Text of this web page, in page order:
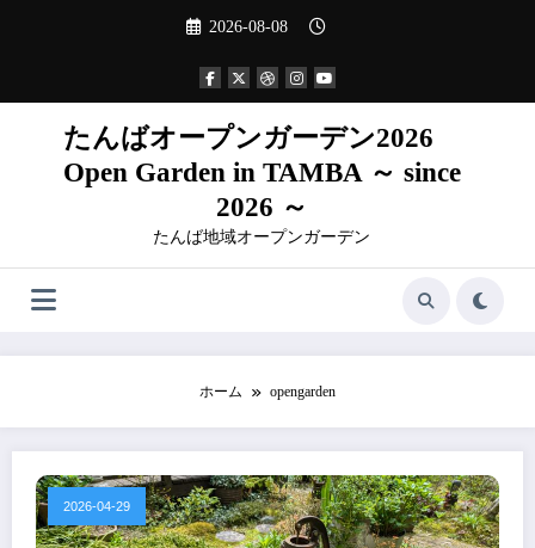
ツ
2026-08-08
たんばオープンガーデン2026
Open Garden in TAMBA ～ since
2026 ～
たんば地域オープンガーデン
ホーム opengarden
2026-04-29